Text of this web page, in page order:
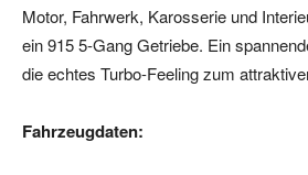
Motor, Fahrwerk, Karosserie und
ein 915 5-Gang Getriebe. Ein
die echtes Turbo-Feeling zum
Fahrzeugdaten: